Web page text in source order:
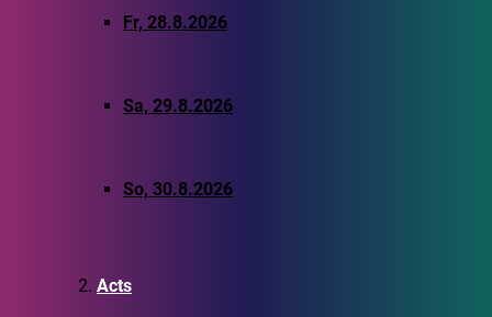
Fr, 28.8.2026
Sa, 29.8.2026
So, 30.8.2026
Acts